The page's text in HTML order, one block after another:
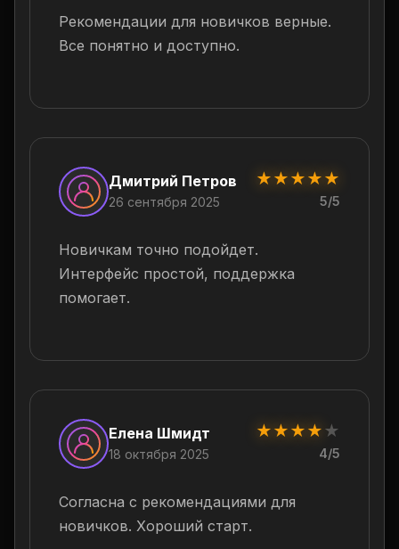
Рекомендации для новичков верные.
Все понятно и доступно.
Дмитрий Петров
26 сентября 2025
★★★★★
5/5
Новичкам точно подойдет.
Интерфейс простой, поддержка
помогает.
Елена Шмидт
18 октября 2025
★★★★★
4/5
Согласна с рекомендациями для
новичков. Хороший старт.